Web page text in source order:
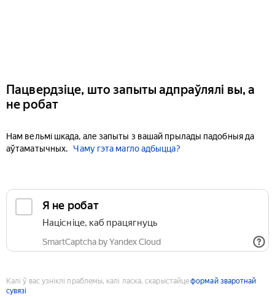
Пацвердзіце, што запыты адпраўлялі вы, а
не робат
Нам вельмі шкада, але запыты з вашай прылады падобныя да
аўтаматычных.
Чаму гэта магло адбыцца?
Я не робат
Націсніце, каб працягнуць
SmartCaptcha by Yandex Cloud
Калі ў вас узніклі праблемы, калі ласка, скарыстайцеформай зваротнай
сувязі